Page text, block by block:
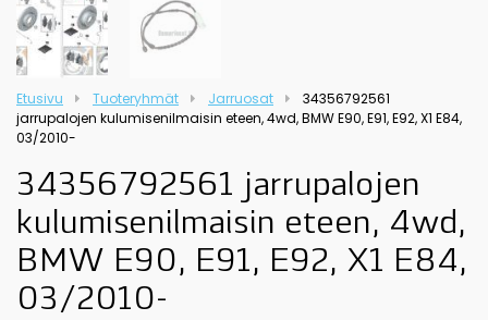
Etusivu Tuoteryhmät Jarruosat
34356792561
jarrupalojen kulumisenilmaisin eteen, 4wd, BMW E90, E91, E92, X1 E84,
03/2010-
34356792561 jarrupalojen
kulumisenilmaisin eteen, 4wd,
BMW E90, E91, E92, X1 E84,
03/2010-